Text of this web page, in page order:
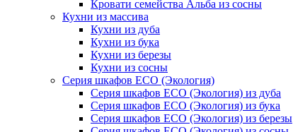
Кровати семейства Альба из сосны
Кухни из массива
Кухни из дуба
Кухни из бука
Кухни из березы
Кухни из сосны
Серия шкафов ECO (Экология)
Серия шкафов ECO (Экология) из дуба
Серия шкафов ECO (Экология) из бука
Серия шкафов ECO (Экология) из березы